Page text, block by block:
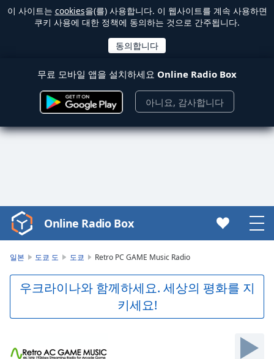
이 사이트는 cookies을(를) 사용합니다. 이 웹사이트를 계속 사용하면
쿠키 사용에 대한 정책에 동의하는 것으로 간주됩니다.
무료 모바일 앱을 설치하세요 Online Radio Box
아니요, 감사합니다
Video
Player
Play
Video
Skip
Forward
Online Radio Box
일본 도쿄 도 도쿄 Retro PC GAME Music Radio
우크라이나와 함께하세요. 세상의 평화를 지
키세요!